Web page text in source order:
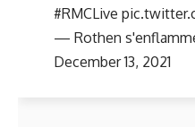
#RMCLive
— Rothen
December 13, 2021